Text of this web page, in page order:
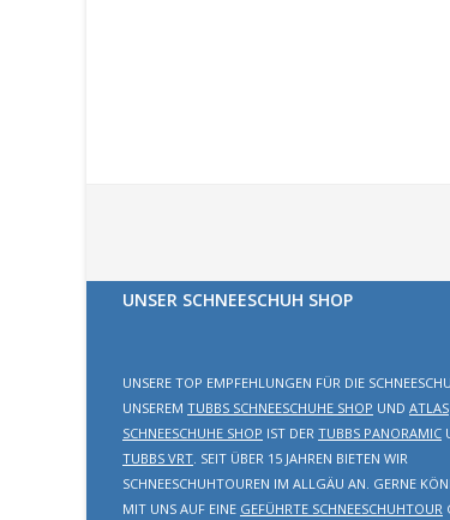
UNSER SCHNEESCHUH SHOP
UNSERE TOP EMPFEHLUNGEN FÜR DIE
UNSEREM TUBBS SCHNEESCHUHE SHOP UND ATLAS
SCHNEESCHUHE SHOP IST DER TUBBS PANORAMIC
TUBBS VRT . SEIT ÜBER 15 JAHREN BIETEN WIR
SCHNEESCHUHTOUREN IM ALLGÄU AN. GERNE
MIT UNS AUF EINE GEFÜHRTE SCHNEESCHUHTOUR